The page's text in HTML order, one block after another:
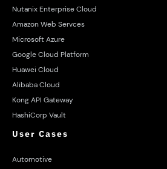
Nutanix Enterprise Cloud
Amazon Web Servces
Microsoft Azure
Google Cloud Platform
Huawei Cloud
Alibaba Cloud
Kong API Gateway
HashiCorp Vault
User Cases
Automotive